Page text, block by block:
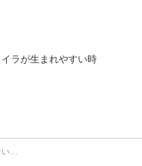
イラが生まれやすい時
い…